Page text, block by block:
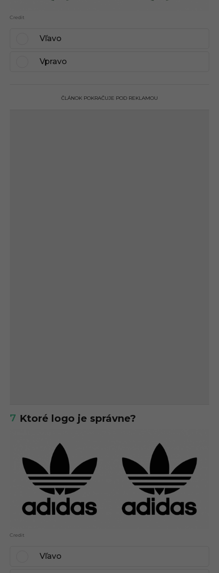
Credit
Vľavo
Vpravo
ČLÁNOK POKRAČUJE POD REKLAMOU
7 Ktoré logo je správne?
Credit
Vľavo